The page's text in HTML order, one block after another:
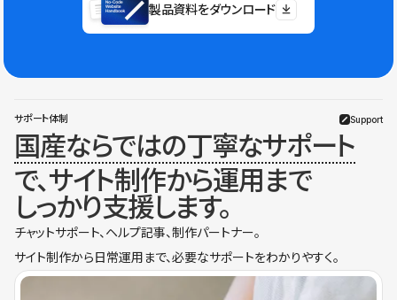
製品資料をダウンロード
サポート体制 Support
国産ならではの丁寧なサポート
で、サイト制作から運用まで
しっかり支援します。
チャットサポート、ヘルプ記事、制作パートナー。
サイト制作から日常運用まで、必要なサポートをわかりやすく。